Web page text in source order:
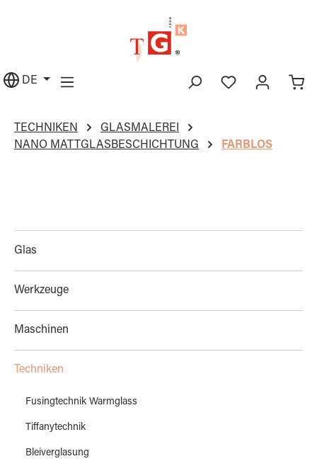
DE
TECHNIKEN
GLASMALEREI
NANO MATTGLASBESCHICHTUNG
FARBLOS
Glas
Werkzeuge
Maschinen
Techniken
Fusingtechnik Warmglass
Tiffanytechnik
Bleiverglasung